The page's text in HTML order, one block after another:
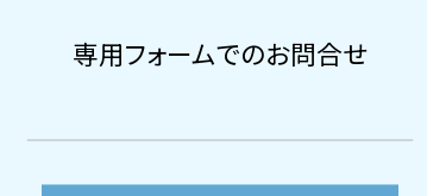
専用フォームでのお問合せ